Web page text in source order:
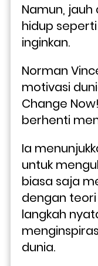
Namun,
hidup
inginkan.
Norman
motivasi
Change
berhenti
Ia
untuk
biasa saja
dengan
langkah
dunia.